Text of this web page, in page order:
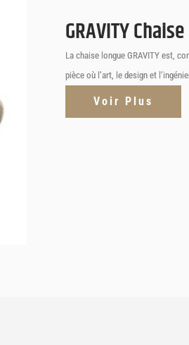
GRAVITY
La chaise longue GRAVITY est,
pièce où l’art, le design et
Voir Plus